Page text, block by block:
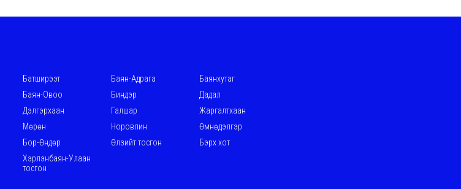
Батширээт Баян-Адрага
Баянхутаг
Баян-Овоо Биндэр
Дадал
Дэлгэрхаан Галшар
Жаргалтхаан
Мөрөн Норовлин
Өмнөдэлгэр
Бор-Өндөр Өлзийт тосгон
Бэрх хот
Хэрлэнбаян-Улаан
тосгон